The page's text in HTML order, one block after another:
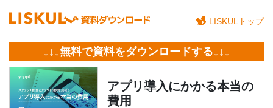
LISKULトップ
↓↓↓無料で資料をダウンロードする↓↓↓
アプリ導入にかかる本当の
費用